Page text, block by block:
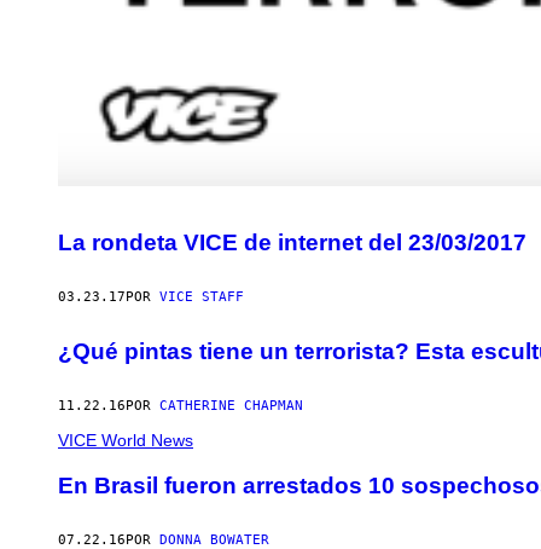
La rondeta VICE de internet del 23/03/2017
03.23.17POR VICE STAFF
¿Qué pintas tiene un terrorista? Esta
11.22.16POR CATHERINE CHAPMAN
VICE World News
En Brasil fueron arrestados 10
07.22.16POR DONNA BOWATER